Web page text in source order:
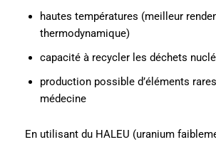
hautes températures (meilleur
thermodynamique)
capacité à recycler les déchets
production possible d’éléments
médecine
En utilisant du HALEU (uranium